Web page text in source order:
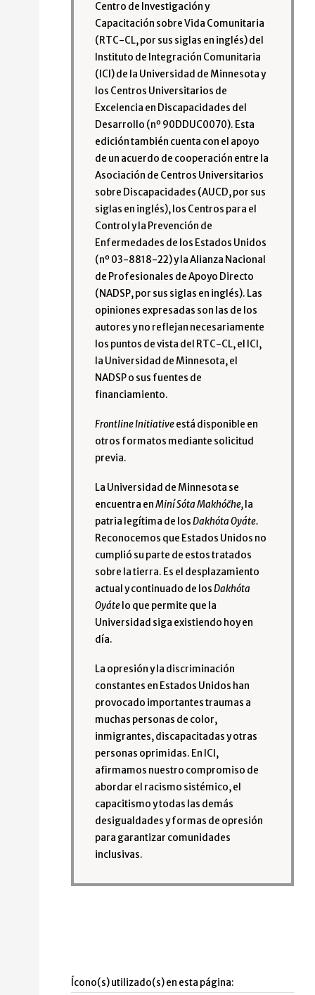
Centro de Investigación y
Capacitación sobre Vida Comunitaria
(RTC-CL, por sus siglas en inglés) del
Instituto de Integración Comunitaria
(ICI) de la Universidad de Minnesota y
los Centros Universitarios de
Excelencia en Discapacidades del
Desarrollo (nº 90DDUC0070). Esta
edición también cuenta con el apoyo
de un acuerdo de cooperación entre la
Asociación de Centros Universitarios
sobre Discapacidades (AUCD, por sus
siglas en inglés), los Centros para el
Control y la Prevención de
Enfermedades de los Estados Unidos
(nº 03-8818-22) y la Alianza Nacional
de Profesionales de Apoyo Directo
(NADSP, por sus siglas en inglés). Las
opiniones expresadas son las de los
autores y no reflejan necesariamente
los puntos de vista del RTC-CL, el ICI,
la Universidad de Minnesota, el
NADSP o sus fuentes de
financiamiento.
Frontline Initiativeestá disponible en
otros formatos mediante solicitud
previa.
La Universidad de Minnesota se
encuentra enMiní Sóta Makhóčhe,la
patria legítima de losDakhóta Oyáte.
Reconocemos que Estados Unidos no
cumplió su parte de estos tratados
sobre la tierra. Es el desplazamiento
actual y continuado de losDakhóta
Oyátelo que permite que la
Universidad siga existiendo hoy en
día.
La opresión y la discriminación
constantes en Estados Unidos han
provocado importantes traumas a
muchas personas de color,
inmigrantes, discapacitadas y otras
personas oprimidas. En ICI,
afirmamos nuestro compromiso de
abordar el racismo sistémico, el
capacitismo y todas las demás
desigualdades y formas de opresión
para garantizar comunidades
inclusivas.
Ícono(s) utilizado(s) en esta página: